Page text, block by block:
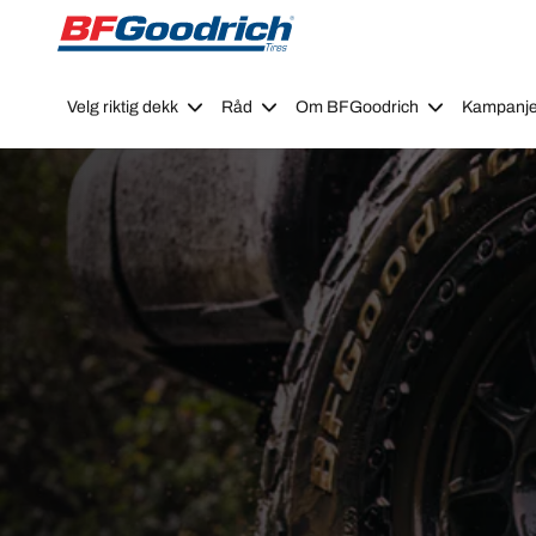
Go to page content Go to page navigation
Velg riktig dekk Råd Om BFGoodrich